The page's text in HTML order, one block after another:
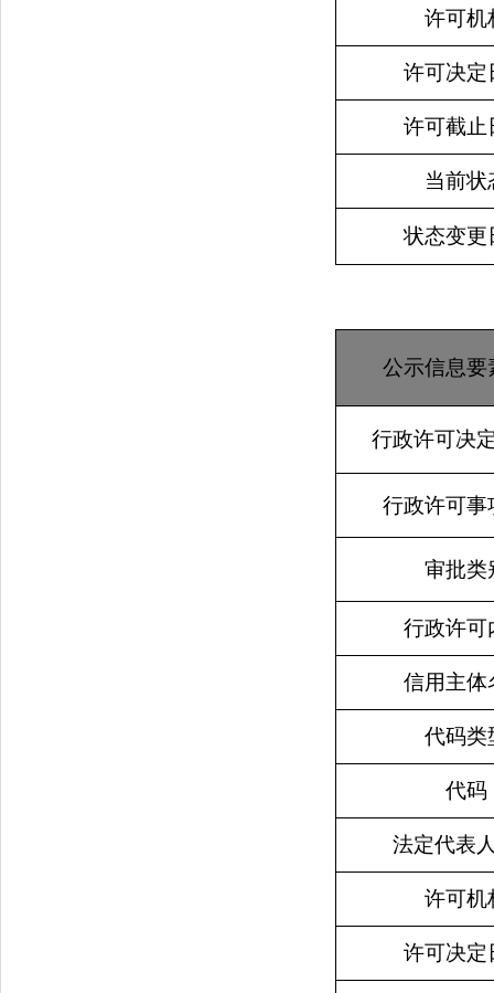
许可机
许可决定
许可截止
当前状
状态变更
公示信息要
行政许可决
行政许可事
审批类
行政许可
信用主体
代码类
代码
法定代表
许可机
许可决定